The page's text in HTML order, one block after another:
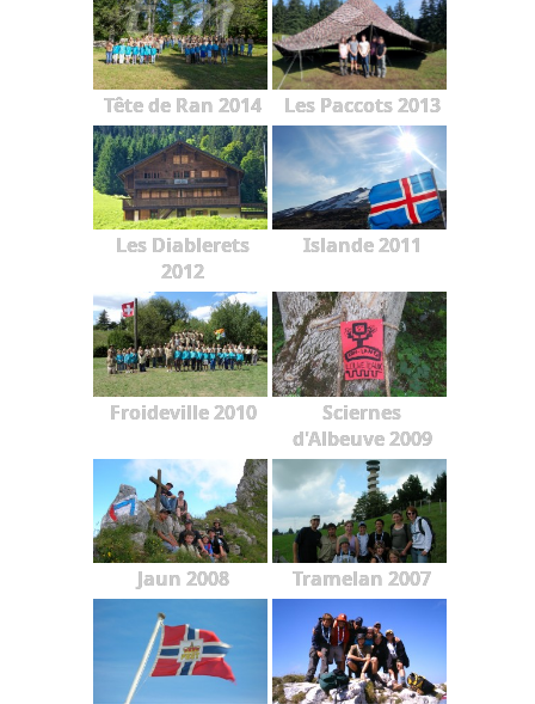
Tête de Ran 2014 Les Paccots 2013
Les Diablerets
2012
Islande 2011
Froideville 2010
Sciernes
d'Albeuve 2009
Jaun 2008 Tramelan 2007